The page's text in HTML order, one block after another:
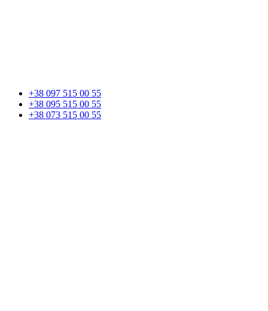
+38 097 515 00 55
+38 095 515 00 55
+38 073 515 00 55